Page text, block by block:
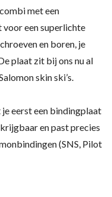
met een
een superlichte
en boren, je
plaat zit bij ons nu al
skin ski’s.
eerst een bindingplaat
en past precies
(SNS, Pilot